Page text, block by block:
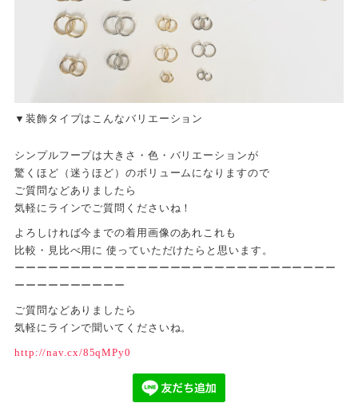
▼装飾タイプはこんなバリエーション
シンプルフープは大きさ・色・バリエーションが
驚くほど（迷うほど）のボリュームになりますので
ご質問などありましたら
気軽にラインでご質問くださいね！
よろしければ今までの着用画像のあれこれも
比較・見比べ用に 使っていただけたらと思います。
ーーーーーーーーーーーーーーーーーーーーーーーーーーーーー
ーーーーーーーーーー
ご質問などありましたら
気軽にラインで聞いてくださいね。
http://nav.cx/85qMPy0